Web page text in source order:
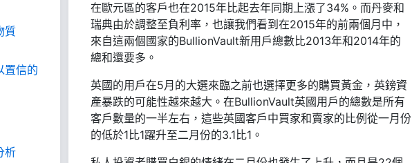
質
置信的
析
在歐元區的客戶也在2015年比起去年同期上漲了34%。而丹麥和
瑞典由於調整至負利率，也讓我們看到在2015年的前兩個月中，
來自這兩個國家的BullionVault新用戶總數比2013年和2014年的
總和還要多。
英國的用戶在5月的大選來臨之前也選擇更多的購買黃金，英鎊資
產暴跌的可能性越來越大。在BullionVault英國用戶的總數是所有
客戶數量的一半左右，這些英國客戶中買家和賣家的比例從一月份
的低於1比1躍升至二月份的3.1比1。